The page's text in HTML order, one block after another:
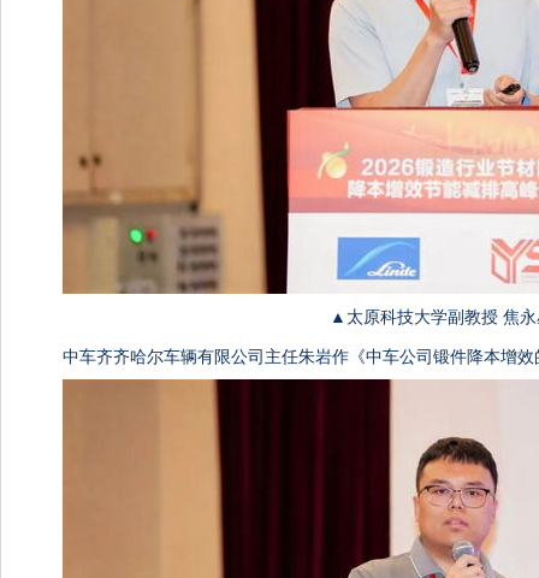
▲太原科技大学副教授 焦
中车齐齐哈尔车辆有限公司主任朱岩作《中车公司锻件降本增